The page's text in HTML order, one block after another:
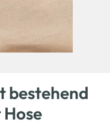
bestehend